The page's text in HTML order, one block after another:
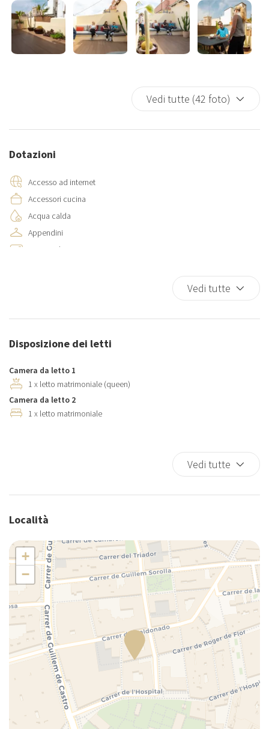
limite come cauzione in caso di incidenti sulla proprietà.
Vedi tutte (42 foto)
Dotazioni
Accesso ad internet
Accessori cucina
Acqua calda
Appendini
Aria condizionata
Biancheria da letto
Brandina da viaggio
Doccia
Ferro da stiro
Forno
Forno a microonde
Pentole e padelle
Piatti
Piumone
Tavolo e sedie
Toaster
Utensili
Veranda all'aperto
Vedi tutte
Disposizione dei letti
Camera da letto 1
1 x letto matrimoniale (queen)
Camera da letto 2
1 x letto matrimoniale
Vedi tutte
Località
+
−